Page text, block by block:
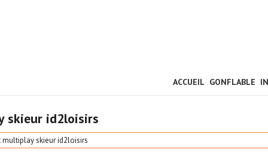
ACCUEIL GONFLABLE
skieur id2loisirs
skieur id2loisirs